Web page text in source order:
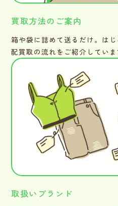
買取方法のご案内
箱や袋に詰めて送るだけ。は
配買取の流れをご紹介していま
取扱いブランド